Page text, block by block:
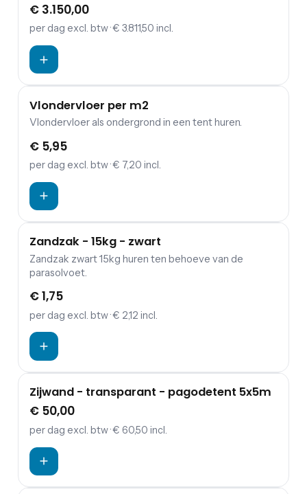
gelegenheid. De stretchtent kan door zijn aanpasbare
constructie helemaal aan jouw behoeften worden
staanplaatsen of 235 zitplaatsen.
€ 3.150,00
per dag excl. btw· € 3.811,50 incl.
Vlondervloer per m2
Vlondervloer als ondergrond in een tent huren.
€ 5,95
per dag excl. btw· € 7,20 incl.
Zandzak - 15kg - zwart
Zandzak zwart 15kg huren ten behoeve van de
parasolvoet.
€ 1,75
per dag excl. btw· € 2,12 incl.
Zijwand - transparant - pagodetent 5x5m
€ 50,00
per dag excl. btw· € 60,50 incl.